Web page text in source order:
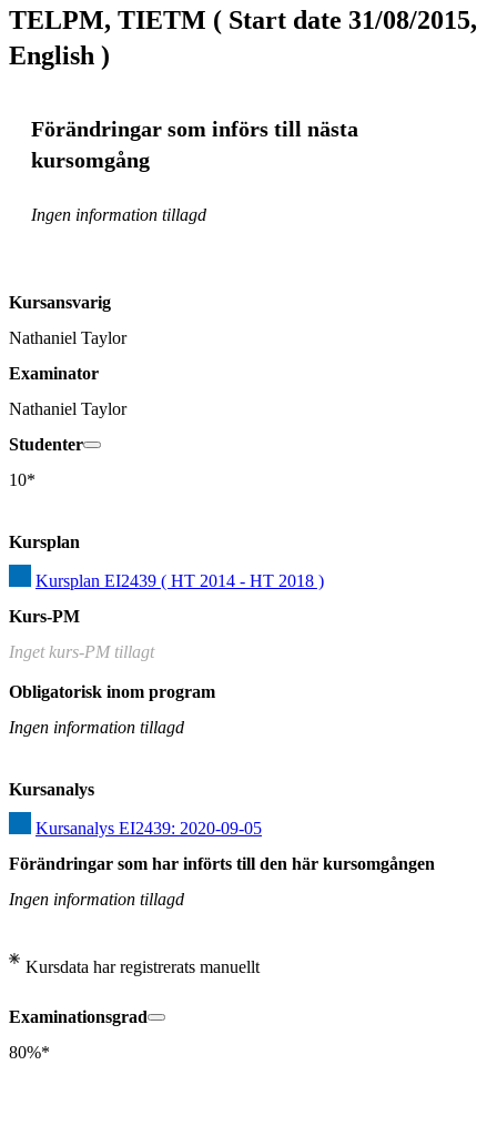
TELPM, TIETM ( Start date 31/08/2015,
English )
Förändringar som införs till nästa
kursomgång
Ingen information tillagd
Kursansvarig
Nathaniel Taylor
Examinator
Nathaniel Taylor
Studenter
10*
Kursplan
Kursplan EI2439 ( HT 2014 - HT 2018 )
Kurs-PM
Inget kurs-PM tillagt
Obligatorisk inom program
Ingen information tillagd
Kursanalys
Kursanalys EI2439: 2020-09-05
Förändringar som har införts till den här kursomgången
Ingen information tillagd
Kursdata har registrerats manuellt
Examinationsgrad
80%*